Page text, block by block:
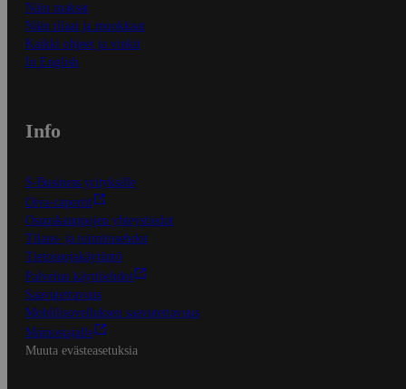
Näin maksat
Näin tilaat ja muokkaat
Kaikki ohjeet ja vinkit
In English
Info
S-Business yrityksille
Oiva-raportit
Osuuskauppojen yhteystiedot
Tilaus- ja toimitusehdot
Tietosuojakäytäntö
Palvelun käyttöehdot
Saavutettavuus
Mobiilisovelluksen saavutettavuus
Mainostajalle
Muuta evästeasetuksia